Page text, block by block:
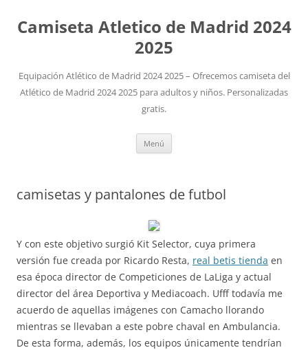
Camiseta Atletico de Madrid 2024
2025
Equipación Atlético de Madrid 2024 2025 – Ofrecemos camiseta del
Atlético de Madrid 2024 2025 para adultos y niños. Personalizadas
gratis.
Menú
camisetas y pantalones de futbol
Y con este objetivo surgió Kit Selector, cuya primera
versión fue creada por Ricardo Resta, real betis tienda en
esa época director de Competiciones de LaLiga y actual
director del área Deportiva y Mediacoach. Ufff todavía me
acuerdo de aquellas imágenes con Camacho llorando
mientras se llevaban a este pobre chaval en Ambulancia.
De esta forma, además, los equipos únicamente tendrían